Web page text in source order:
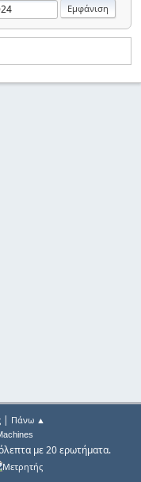
| Πάνω ▲
με 20 ερωτήματα.